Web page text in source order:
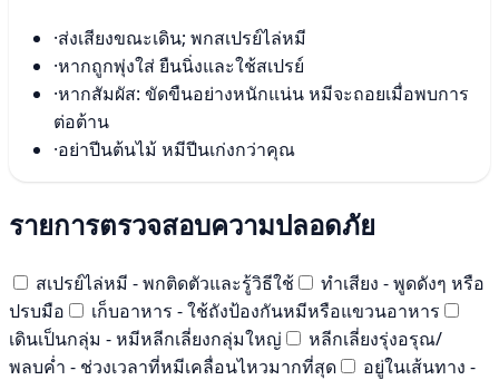
·ส่งเสียงขณะเดิน; พกสเปรย์ไล่หมี
·หากถูกพุ่งใส่ ยืนนิ่งและใช้สเปรย์
·หากสัมผัส: ขัดขืนอย่างหนักแน่น หมีจะถอยเมื่อพบการ
ต่อต้าน
·อย่าปีนต้นไม้ หมีปีนเก่งกว่าคุณ
รายการตรวจสอบความปลอดภัย
สเปรย์ไล่หมี - พกติดตัวและรู้วิธีใช้
ทำเสียง - พูดดังๆ หรือ
ปรบมือ
เก็บอาหาร - ใช้ถังป้องกันหมีหรือแขวนอาหาร
เดินเป็นกลุ่ม - หมีหลีกเลี่ยงกลุ่มใหญ่
หลีกเลี่ยงรุ่งอรุณ/
พลบค่ำ - ช่วงเวลาที่หมีเคลื่อนไหวมากที่สุด
อยู่ในเส้นทาง -